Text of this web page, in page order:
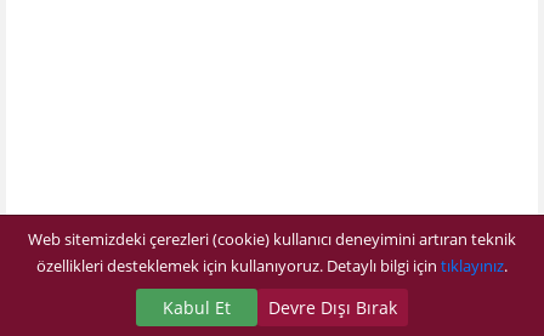
Web sitemizdeki çerezleri (cookie) kullanıcı deneyimini artıran teknik
özellikleri desteklemek için kullanıyoruz. Detaylı bilgi için tıklayınız.
Kabul Et Devre Dışı Bırak